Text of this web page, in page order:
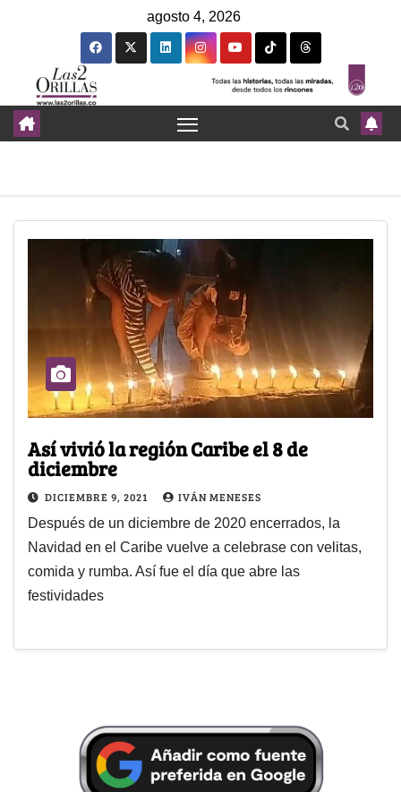
agosto 4, 2026
Así vivió la región Caribe el 8 de
diciembre
DICIEMBRE 9, 2021 IVÁN MENESES
Después de un diciembre de 2020 encerrados, la
Navidad en el Caribe vuelve a celebrase con velitas,
comida y rumba. Así fue el día que abre las
festividades